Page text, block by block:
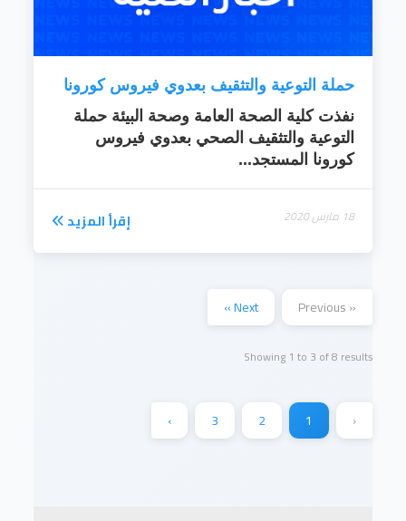
حملة التوعية والتثقيف بعدوي فيروس كورونا
نفذت كلية الصحة العامة وصحة البيئة حملة
التوعية والتثقيف الصحي بعدوي فيروس
كورونا المستجد...
18 مارس 2020 إقرأ المزيد
« Previous
Next »
Showing 1 to 3 of8 results
‹
1
2
3
›